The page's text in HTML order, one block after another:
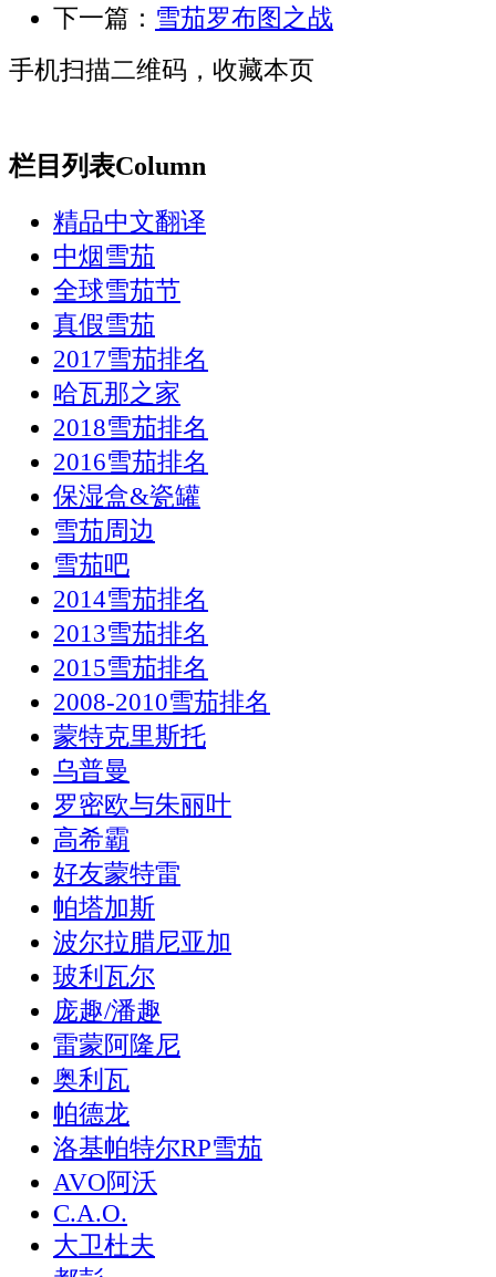
下一篇： 雪茄罗布图之战
手机扫描二维码，收藏本页
栏目列表Column
精品中文翻译
中烟雪茄
全球雪茄节
真假雪茄
2017雪茄排名
哈瓦那之家
2018雪茄排名
2016雪茄排名
保湿盒&瓷罐
雪茄周边
雪茄吧
2014雪茄排名
2013雪茄排名
2015雪茄排名
2008-2010雪茄排名
蒙特克里斯托
乌普曼
罗密欧与朱丽叶
高希霸
好友蒙特雷
帕塔加斯
波尔拉腊尼亚加
玻利瓦尔
庞趣/潘趣
雷蒙阿隆尼
奥利瓦
帕德龙
洛基帕特尔RP雪茄
AVO阿沃
C.A.O.
大卫杜夫